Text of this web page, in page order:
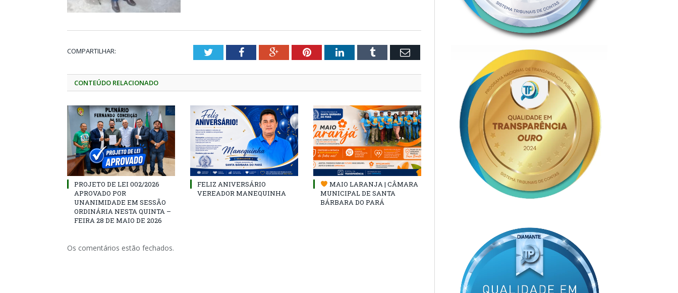
COMPARTILHAR: TwitterFacebookGoogle+PinterestLinkedInTumblr Email
CONTEÚDO RELACIONADO
PROJETO DE LEI 002/2026
APROVADO POR
UNANIMIDADE EM SESSÃO
ORDINÁRIA NESTA QUINTA –
FEIRA 28 DE MAIO DE 2026
FELIZ ANIVERSÁRIO
VEREADOR MANEQUINHA
MAIO LARANJA | CÂMARA
MUNICIPAL DE SANTA
BÁRBARA DO PARÁ
Os comentários estão fechados.